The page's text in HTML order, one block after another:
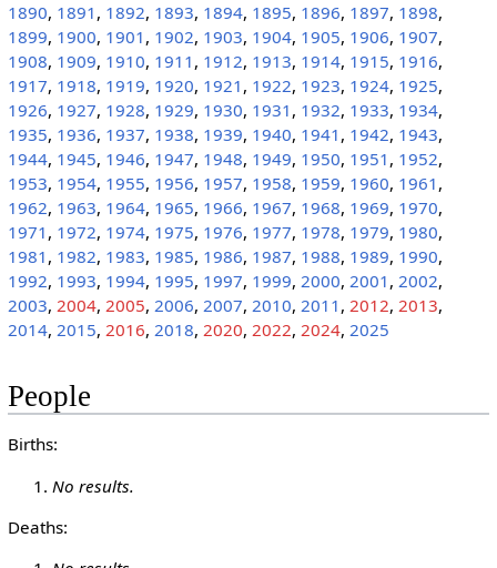
1890, 1891 , 1892, 1893, 1894, 1895, 1896, 1897, 1898,
1899, 1900, 1901 , 1902, 1903, 1904, 1905, 1906, 1907,
1908, 1909, 1910, 1911 , 1912, 1913, 1914, 1915, 1916,
1917, 1918, 1919, 1920, 1921 , 1922, 1923, 1924, 1925,
1926, 1927, 1928, 1929, 1930, 1931 , 1932, 1933, 1934,
1935, 1936, 1937, 1938, 1939, 1940, 1941 , 1942, 1943,
1944, 1945, 1946, 1947, 1948, 1949, 1950, 1951 , 1952,
1953, 1954, 1955, 1956, 1957, 1958, 1959, 1960, 1961 ,
1962, 1963, 1964, 1965, 1966, 1967, 1968, 1969, 1970,
1971 , 1972, 1974, 1975, 1976, 1977, 1978, 1979, 1980,
1981 , 1982, 1983, 1985, 1986, 1987, 1988, 1989, 1990,
1992, 1993, 1994, 1995, 1997, 1999, 2000, 2001 , 2002,
2003, 2004, 2005, 2006, 2007, 2010, 2011 , 2012, 2013,
2014, 2015, 2016, 2018, 2020, 2022, 2024, 2025
People
Births:
No results.
Deaths: